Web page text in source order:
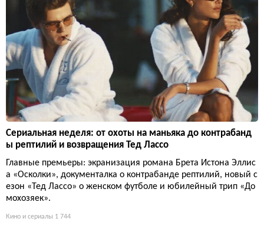
Сериальная неделя: от охоты на маньяка до контрабанд
ы рептилий и возвращения Тед Лассо
Главные премьеры: экранизация романа Брета Истона Эллис
а «Осколки», документалка о контрабанде рептилий, новый с
езон «Тед Лассо» о женском футболе и юбилейный трип «До
мохозяек».
Кино и сериалы 1 744